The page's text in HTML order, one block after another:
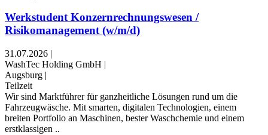
Werkstudent Konzernrechnungswesen /
Risikomanagement (w/m/d)
31.07.2026 |
WashTec Holding GmbH |
Augsburg |
Teilzeit
Wir sind Marktführer für ganzheitliche Lösungen rund um die
Fahrzeugwäsche. Mit smarten, digitalen Technologien, einem
breiten Portfolio an Maschinen, bester Waschchemie und einem
erstklassigen ..